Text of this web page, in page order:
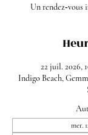
Un rendez‑vous
22 juil. 2026,
Indigo Beach,
mer.